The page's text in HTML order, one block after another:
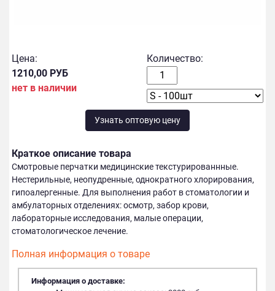
Цена:
1210,00 РУБ
нет в наличии
Количество:
Узнать оптовую цену
Краткое описание товара
Смотровые перчатки медицинские текстурированнные.
Нестерильные, неопудренные, однократного хлорирования,
гипоалергенные. Для выполнения работ в стоматологии и
амбулаторных отделениях: осмотр, забор крови,
лабораторные исследования, малые операции,
стоматологическое лечение.
Полная информация о товаре
Информация о доставке: